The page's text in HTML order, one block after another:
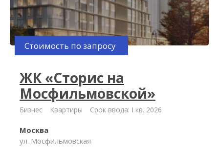
Стоимость по запросу
ЖК «Сторис на
Мосфильмовской»
Бизнес Квартиры Срок ввода: I кв. 2026
Москва
ул. Мосфильмовская